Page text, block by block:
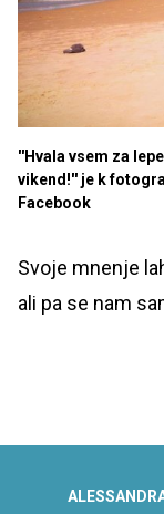
''Hvala vsem za
vikend!'' je k
Facebook
Svoje mnenje
ali pa se nam